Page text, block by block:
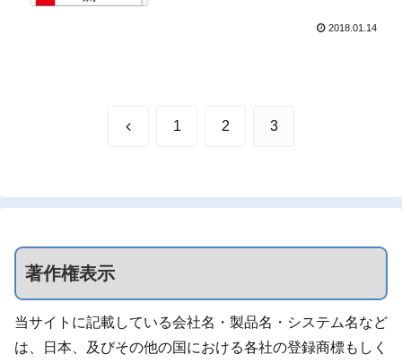
うことが可能で、使うとゲーム内の条件
2018.01.14
前 1 2 3
著作権表示
当サイトに記載している会社名・製品名・システム名など
は、日本、及びその他の国における各社の登録商標もしく